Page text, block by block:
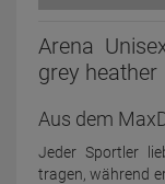
Arena
grey heather
Aus dem
Jeder Sportler
tragen, während